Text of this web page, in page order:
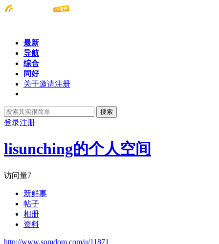
最新
导航
综合
同好
关于邀请注册
搜索
登录注册
lisunching的个人空间
访问量7
新鲜事
帖子
相册
资料
http://www.somdom.com/u/11871